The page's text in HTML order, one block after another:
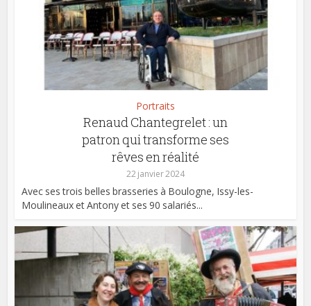
Portraits
Renaud Chantegrelet : un
patron qui transforme ses
rêves en réalité
22 janvier 2024
Avec ses trois belles brasseries à Boulogne, Issy-les-
Moulineaux et Antony et ses 90 salariés...